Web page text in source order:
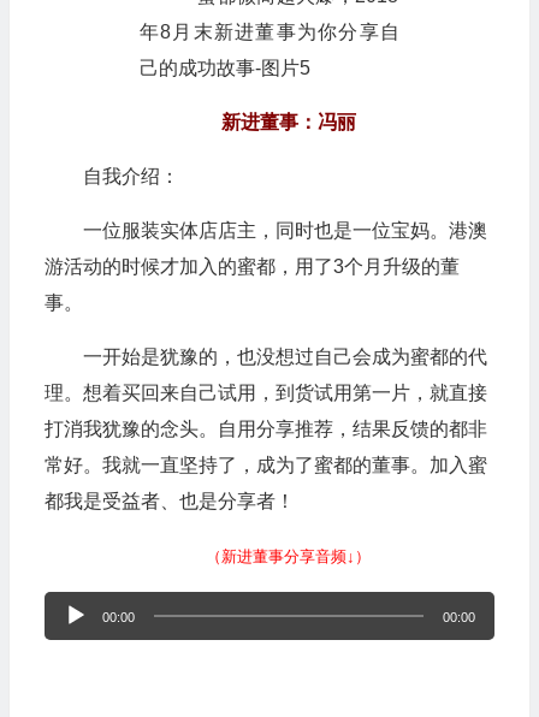
新进董事：冯丽
自我介绍：
一位服装实体店店主，同时也是一位宝妈。港澳
游活动的时候才加入的蜜都，用了3个月升级的董
事。
一开始是犹豫的，也没想过自己会成为蜜都的代
理。想着买回来自己试用，到货试用第一片，就直接
打消我犹豫的念头。自用分享推荐，结果反馈的都非
常好。我就一直坚持了，成为了蜜都的董事。加入蜜
都我是受益者、也是分享者！
（新进董事分享音频↓）
频
00:00 00:00